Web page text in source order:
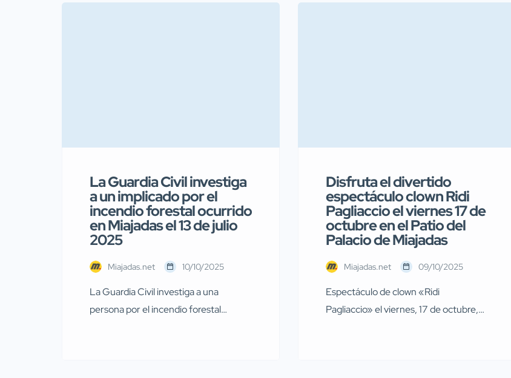
La Guardia Civil investiga
a un implicado por el
incendio forestal ocurrido
en Miajadas el 13 de julio
2025
Miajadas.net 10/10/2025
La Guardia Civil investiga a una
persona por el incendio forestal
Disfruta el divertido
espectáculo clown Ridi
Pagliaccio el viernes 17 de
octubre en el Patio del
Palacio de Miajadas
Miajadas.net 09/10/2025
Espectáculo de clown «Ridi
Pagliaccio» el viernes, 17 de octubre,